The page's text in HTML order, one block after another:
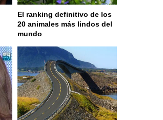
El ranking definitivo de los
20 animales más lindos del
mundo